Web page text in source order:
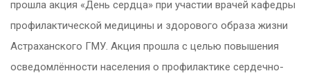
прошла акция «День сердца» при участии врачей кафедры
профилактической медицины и здорового образа жизни
Астраханского ГМУ. Акция прошла с целью повышения
осведомлённости населения о профилактике сердечно-